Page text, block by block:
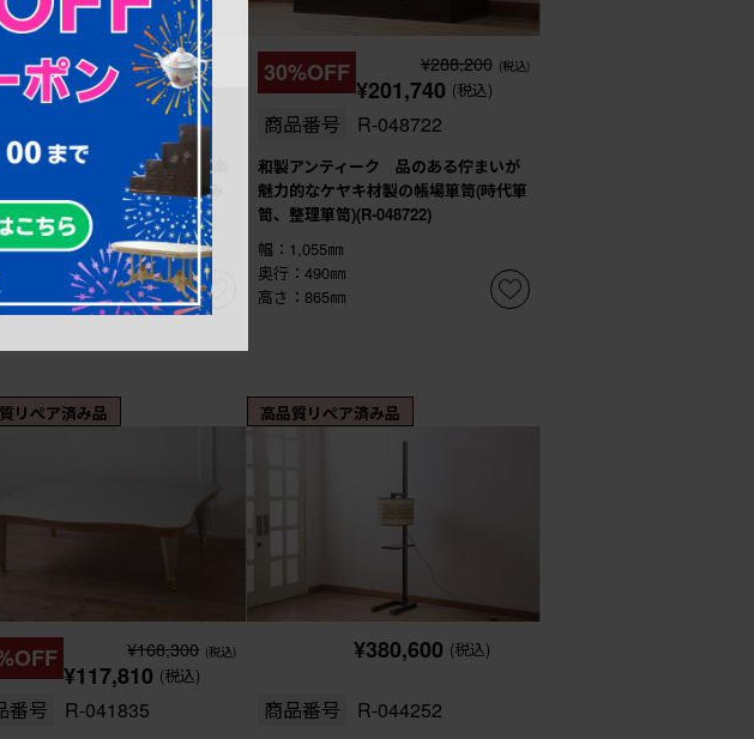
¥90,200 (税込)
ィーク家具 和モダン 日本楽
山葉(ヤマハ)文化椅子 折り畳み
ッキングチェア (R-021494)
㎜
695㎜
815㎜
30%OFF ¥288,200 (税込)
¥201,740 (税込)
商品番号 R-048722
和製アンティーク 品のある佇まいが
魅力的なケヤキ材製の帳場箪笥(時代箪
笥、整理箪笥)(R-048722)
幅：1,055㎜
奥行：490㎜
高さ：865㎜
リペア済み品
¥168,300 (税込)
¥117,810 (税込)
番号 R-041835
高品質リペア済み品
¥380,600 (税込)
商品番号 R-044252